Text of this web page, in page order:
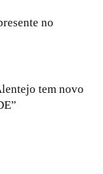
no
tem novo